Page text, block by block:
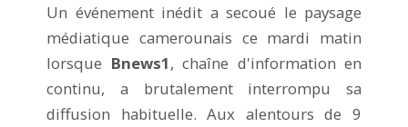
Un événement inédit a secoué le paysage
médiatique camerounais ce mardi matin
lorsque Bnews1, chaîne d'information en
continu, a brutalement interrompu sa
diffusion habituelle. Aux alentours de 9